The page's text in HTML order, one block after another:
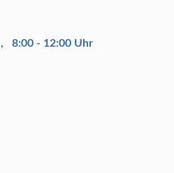
, 8:00 - 12:00 Uhr